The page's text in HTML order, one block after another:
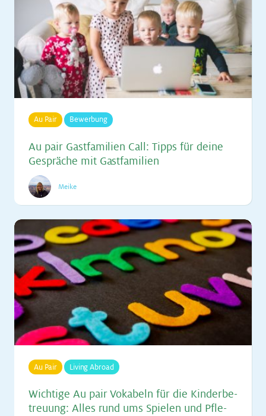
Au Pair Bewerbung
Au pair Gast­fa­mi­li­en Call: Tipps für dei­ne
Ge­sprä­che mit Gast­fa­mi­li­en
Meike
Au Pair Living Abroad
Wich­ti­ge Au pair Vo­ka­beln für die Kin­der­be­
treu­ung: Al­les rund ums Spie­len und Pfle­